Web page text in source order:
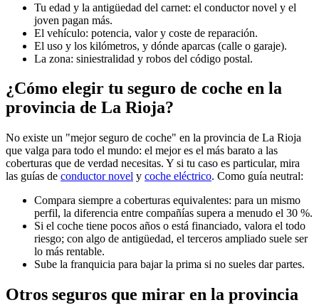
Tu edad y la antigüedad del carnet: el conductor novel y el
joven pagan más.
El vehículo: potencia, valor y coste de reparación.
El uso y los kilómetros, y dónde aparcas (calle o garaje).
La zona: siniestralidad y robos del código postal.
¿Cómo elegir tu seguro de coche en la
provincia de La Rioja?
No existe un "mejor seguro de coche" en la provincia de La Rioja
que valga para todo el mundo: el mejor es el más barato a las
coberturas que de verdad necesitas. Y si tu caso es particular, mira
las guías de conductor novel y coche eléctrico. Como guía neutral:
Compara siempre a coberturas equivalentes: para un mismo
perfil, la diferencia entre compañías supera a menudo el 30 %.
Si el coche tiene pocos años o está financiado, valora el todo
riesgo; con algo de antigüedad, el terceros ampliado suele ser
lo más rentable.
Sube la franquicia para bajar la prima si no sueles dar partes.
Otros seguros que mirar en la provincia